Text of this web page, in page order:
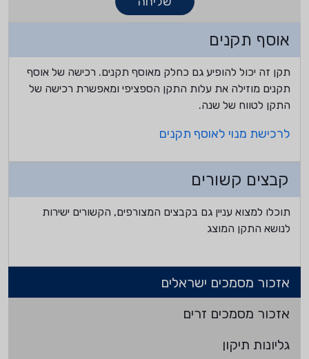
אוסף תקנים
תקן זה יכול להופיע גם כחלק מאוסף תקנים. רכישה של אוסף
תקנים מוזילה את עלות התקן הספציפי ומאפשרת רכישה של
התקן לטווח של שנה.
לרכישת מנוי לאוסף תקנים
קבצים קשורים
תוכלו למצוא עניין גם בקבצים המצורפים, הקשורים ישירות
לנושא התקן המוצג
אזכור מסמכים ישראלים
אזכור מסמכים זרים
גליונות תיקון